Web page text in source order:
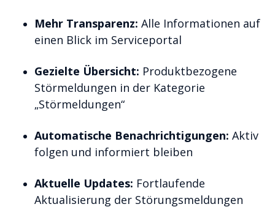
Mehr Transparenz: Alle Informationen auf
einen Blick im Serviceportal
Gezielte Übersicht: Produktbezogene
Störmeldungen in der Kategorie
„Störmeldungen“
Automatische Benachrichtigungen: Aktiv
folgen und informiert bleiben
Aktuelle Updates: Fortlaufende
Aktualisierung der Störungsmeldungen